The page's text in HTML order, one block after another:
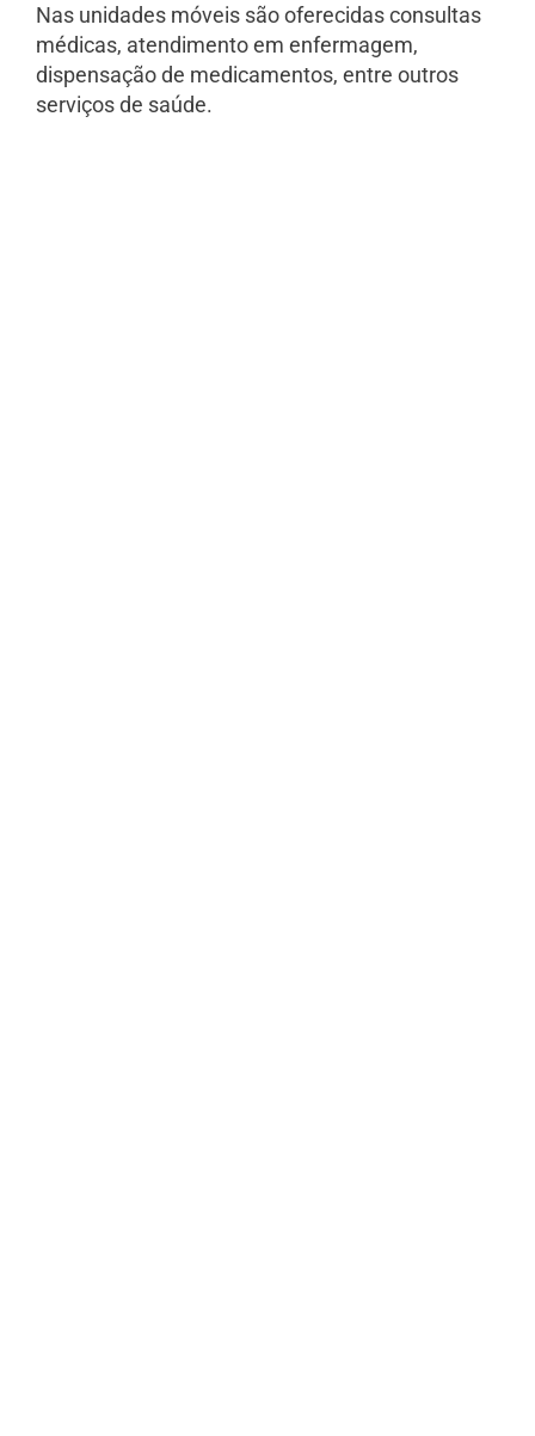
Nas unidades móveis são oferecidas consultas
médicas, atendimento em enfermagem,
dispensação de medicamentos, entre outros
serviços de saúde.